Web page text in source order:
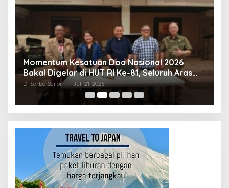
Momentum Kesatuan Doa Nasional 2026
Bakal Digelar di HUT RI Ke-81, Seluruh Aras
Gereja Bersatu Doakan Indonesia
Di Serba Serbi | Juli 21, 2026